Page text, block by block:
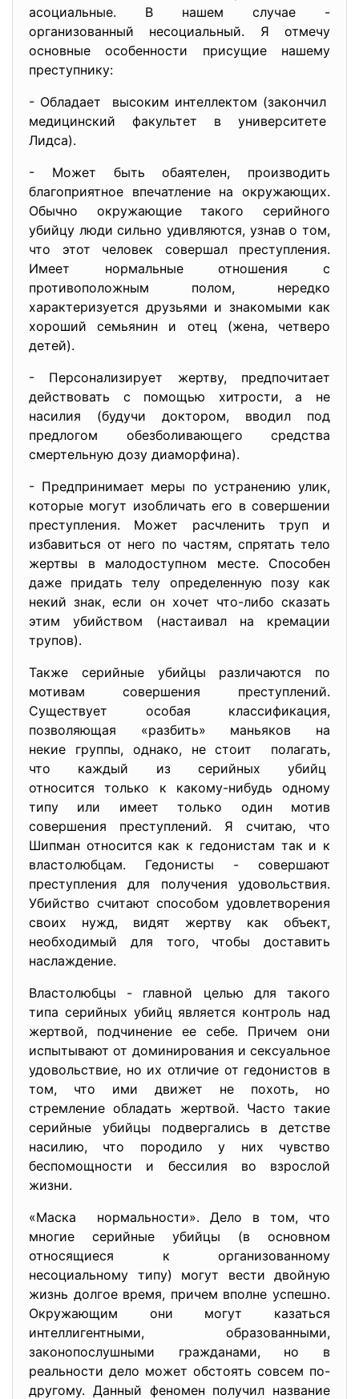
асоциальные. В нашем случае -
организованный несоциальный. Я отмечу
основные особенности присущие нашему
преступнику:
- Обладает высоким интеллектом (закончил
медицинский факультет в университете
Лидса).
- Может быть обаятелен, производить
благоприятное впечатление на окружающих.
Обычно окружающие такого серийного
убийцу люди сильно удивляются, узнав о том,
что этот человек совершал преступления.
Имеет нормальные отношения с
противоположным полом, нередко
характеризуется друзьями и знакомыми как
хороший семьянин и отец (жена, четверо
детей).
- Персонализирует жертву, предпочитает
действовать с помощью хитрости, а не
насилия (будучи доктором, вводил под
предлогом обезболивающего средства
смертельную дозу диаморфина).
- Предпринимает меры по устранению улик,
которые могут изобличать его в совершении
преступления. Может расчленить труп и
избавиться от него по частям, спрятать тело
жертвы в малодоступном месте. Способен
даже придать телу определенную позу как
некий знак, если он хочет что-либо сказать
этим убийством (настаивал на кремации
трупов).
Также серийные убийцы различаются по
мотивам совершения преступлений.
Существует особая классификация,
позволяющая «разбить» маньяков на
некие группы, однако, не стоит полагать,
что каждый из серийных убийц
относится только к какому-нибудь одному
типу или имеет только один мотив
совершения преступлений. Я считаю, что
Шипман относится как к гедонистам так и к
властолюбцам. Гедонисты - совершают
преступления для получения удовольствия.
Убийство считают способом удовлетворения
своих нужд, видят жертву как объект,
необходимый для того, чтобы доставить
наслаждение.
Властолюбцы - главной целью для такого
типа серийных убийц является контроль над
жертвой, подчинение ее себе. Причем они
испытывают от доминирования и сексуальное
удовольствие, но их отличие от гедонистов в
том, что ими движет не похоть, но
стремление обладать жертвой. Часто такие
серийные убийцы подвергались в детстве
насилию, что породило у них чувство
беспомощности и бессилия во взрослой
жизни.
«Маска нормальности». Дело в том, что
многие серийные убийцы (в основном
относящиеся к организованному
несоциальному типу) могут вести двойную
жизнь долгое время, причем вполне успешно.
Окружающим они могут казаться
интеллигентными, образованными,
законопослушными гражданами, но в
реальности дело может обстоять совсем по-
другому. Данный феномен получил название